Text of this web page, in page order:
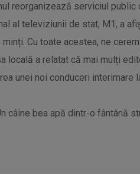
reorganizează serviciul
al televiziunii de stat, M1, a
Cu toate acestea, ne
locală a relatat că mai mulți
unei noi conduceri interimare
câine bea apă dintr-o fântână